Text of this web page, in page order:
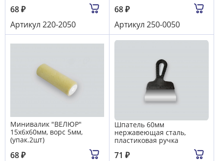
68₽
Артикул 220-2050
68₽
Артикул 250-0050
Минивалик "ВЕЛЮР"
15х6х60мм, ворс 5мм,
(упак.2шт)
68₽
Шпатель 60мм
нержавеющая сталь,
пластиковая ручка
71 ₽